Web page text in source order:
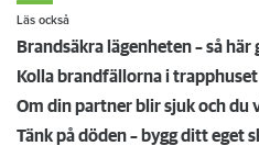
Läs också
Brandsäkra lägenheten – så
Kolla brandfällorna i trapphuset
Om din partner blir sjuk och du
Tänk på döden – bygg ditt eget